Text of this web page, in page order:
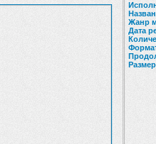
Жанр
Дата